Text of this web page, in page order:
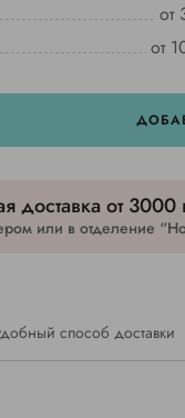
от
от
доставка от 3000
или в отделение
способ доставки